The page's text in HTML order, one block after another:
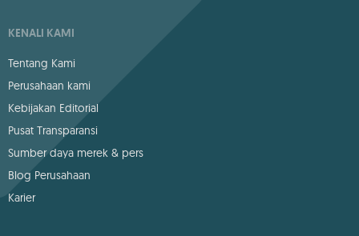
KENALI KAMI
Tentang Kami
Perusahaan kami
Kebijakan Editorial
Pusat Transparansi
Sumber daya merek & pers
Blog Perusahaan
Karier